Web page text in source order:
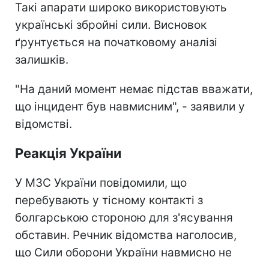
Такі апарати широко використовують
українські збройні сили. Висновок
ґрунтується на початковому аналізі
залишків.
"На даний момент немає підстав вважати,
що інцидент був навмисним", - заявили у
відомстві.
Реакція України
У МЗС України повідомили, що
перебувають у тісному контакті з
болгарською стороною для з'ясування
обставин. Речник відомства наголосив,
що Сили оборони України навмисно не